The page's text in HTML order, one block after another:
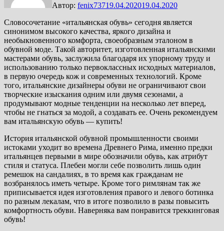
Автор: fenix73719.04.202019.04.2020
Словосочетание «итальянская обувь» сегодня является
синонимом высокого качества, яркого дизайна и
необыкновенного комфорта, своеобразным эталоном в
обувной моде. Такой авторитет, изготовленная итальянскими
мастерами обувь, заслужила благодаря их упорному труду и
использованию только первоклассных исходных материалов,
в первую очередь кож и современных технологий. Кроме
того, итальянские дизайнеры обуви не ограничивают свои
творческие изыскания одним или двумя сезонами, а
продумывают модные тенденции на несколько лет вперед,
чтобы не гнаться за модой, а создавать ее. Очень рекомендуем
вам итальянскую обувь — купить!
История итальянской обувной промышленности своими
истоками уходит во времена Древнего Рима, именно предки
итальянцев первыми в мире обозначили обувь, как атрибут
стиля и статуса. Плебеи могли себе позволить лишь один
ремешок на сандалиях, в то время как гражданам не
возбранялось иметь четыре. Кроме того римлянам так же
приписывается идея изготовления правого и левого ботинка
по разным лекалам, что в итоге позволило в разы повысить
комфортность обуви. Наверняка вам понравится треккинговая
обувь!